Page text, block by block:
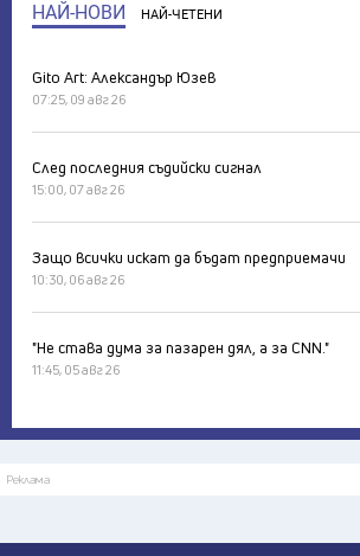
НАЙ-НОВИ НАЙ-ЧЕТЕНИ
Gito Art: Александър Юзев
07:25, 09 авг 26
След последния съдийски сигнал
15:00, 07 авг 26
Защо всички искат да бъдат предприемачи
10:30, 06 авг 26
"Не става дума за пазарен дял, а за CNN."
11:45, 05 авг 26
Реклама